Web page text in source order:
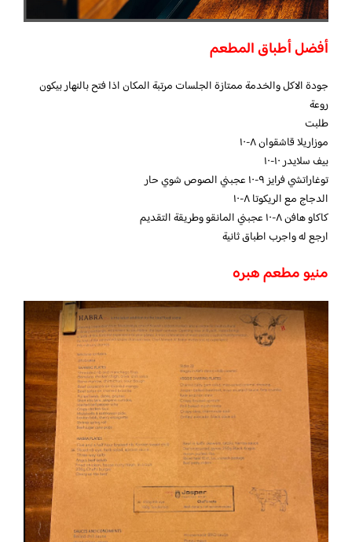
أفضل أطباق المطعم
جودة الاكل والخدمة ممتازة الجلسات مرتبة المكان اذا فتح بالنهار بيكون
روعة
طلبت
موزاريلا قاشقوان ٨-١٠
بيف سلايدر ١٠-١٠
توغاراتشي فرايز ٩-١٠ عجبني الصوص شوي حار
الدجاج مع الريكوتا ٨-١٠
كاكاو هافن ٨-١٠ عجبني المانقو وطريقة التقديم
ارجع له واجرب اطباق ثانية
منيو مطعم هبره